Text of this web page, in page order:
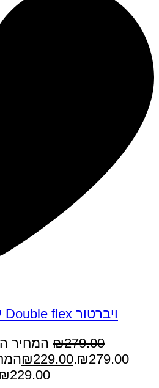
ויברטור Double flex עם אפליקציה
₪279.00
המחיר
₪279.00.
₪229.00
₪229.00.